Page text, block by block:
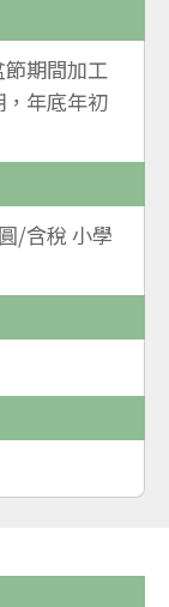
期間加工
年底年初
/含稅 小學